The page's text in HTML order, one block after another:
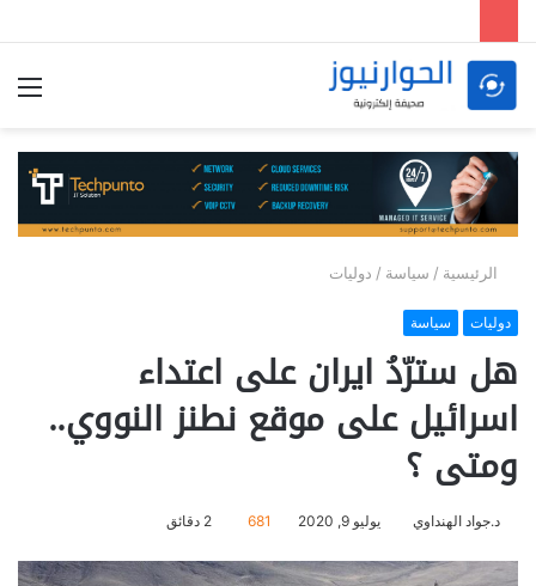
الرئيسية / سياسة / دوليات
دوليات سياسة
هل سترّدُ ايران على اعتداء
اسرائيل على موقع نطنز النووي..
ومتى ؟
د.جواد الهنداوي يوليو 9, 2020 681